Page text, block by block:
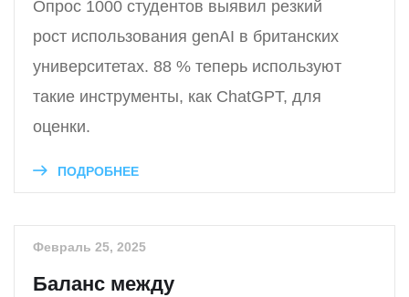
Опрос 1000 студентов выявил резкий
рост использования genAI в британских
университетах. 88 % теперь используют
такие инструменты, как ChatGPT, для
оценки.
ПОДРОБНЕЕ
Февраль 25, 2025
Баланс между